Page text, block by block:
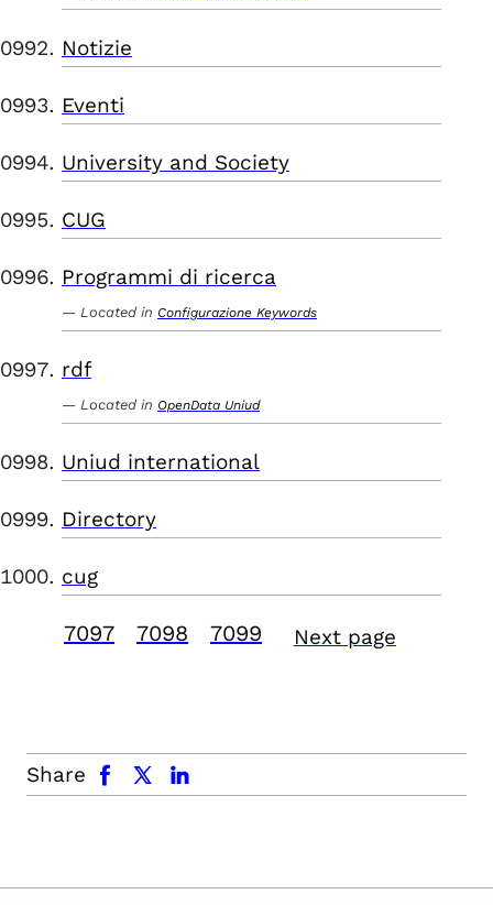
Notizie
Eventi
University and Society
CUG
Programmi di ricerca
Located in Configurazione Keywords
rdf
Located in OpenData Uniud
Uniud international
Directory
cug
7097 7098 7099 Next page
Share
facebook x.com linkedin